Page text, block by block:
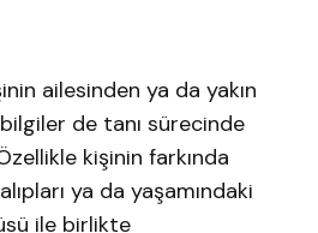
ailesinden ya da yakın
de tanı sürecinde
kişinin farkında
ya da yaşamındaki
ile birlikte